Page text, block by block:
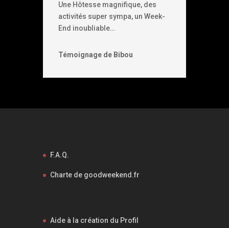
Une Hôtesse magnifique, des
activités super sympa, un Week-
End inoubliable…
Témoignage de Bibou
F.A.Q.
Charte de goodweekend.fr
Aide à la création du Profil